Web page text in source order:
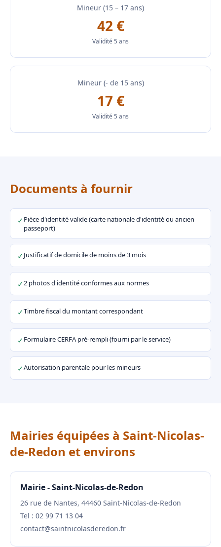
Mineur (15 – 17 ans)
42 €
Validité 5 ans
Mineur (- de 15 ans)
17 €
Validité 5 ans
Documents à fournir
✓ Pièce d'identité valide (carte nationale d'identité ou ancien
passeport)
✓Justificatif de domicile de moins de 3 mois
✓2 photos d'identité conformes aux normes
✓Timbre fiscal du montant correspondant
✓ Formulaire CERFA pré-rempli (fourni par le service)
✓Autorisation parentale pour les mineurs
Mairies équipées à Saint-Nicolas-
de-Redon et environs
Mairie - Saint-Nicolas-de-Redon
26 rue de Nantes, 44460 Saint-Nicolas-de-Redon
Tel : 02 99 71 13 04
contact@saintnicolasderedon.fr